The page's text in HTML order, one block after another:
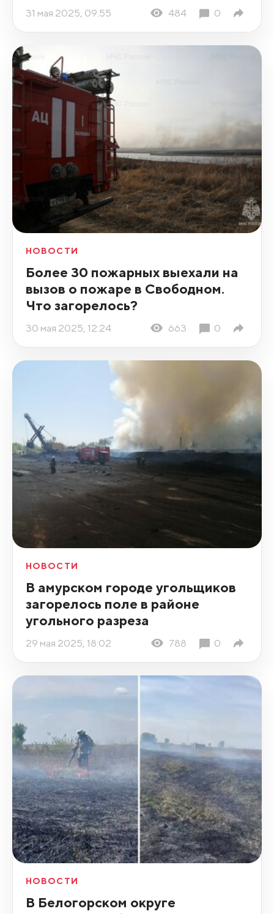
31 мая 2025, 09:55 484 0
НОВОСТИ
Более 30 пожарных выехали на
вызов о пожаре в Свободном.
Что загорелось?
30 мая 2025, 12:24 663 0
НОВОСТИ
В амурском городе угольщиков
загорелось поле в районе
угольного разреза
29 мая 2025, 18:02 788 0
НОВОСТИ
В Белогорском округе